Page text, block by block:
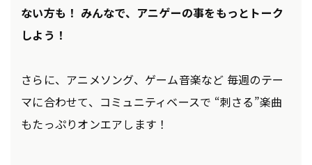
ない方も！ みんなで、アニゲーの事をもっとトーク
しよう！
さらに、アニメソング、ゲーム音楽など 毎週のテー
マに合わせて、コミュニティベースで “刺さる”楽曲
もたっぷりオンエアします！